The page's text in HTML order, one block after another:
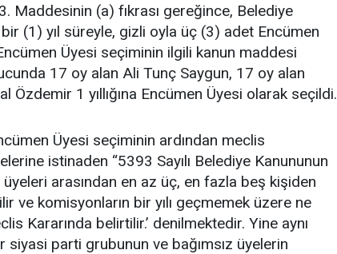
Maddesinin (a) fıkrası gereğince, Belediye
(1) yıl süreyle, gizli oyla üç (3) adet Encümen
Üyesi seçiminin ilgili kanun maddesi
17 oy alan Ali Tunç Saygun, 17 oy alan
Özdemir 1 yıllığına Encümen Üyesi olarak seçildi.
Üyesi seçiminin ardından meclis
istinaden “5393 Sayılı Belediye Kanununun
arasından en az üç, en fazla beş kişiden
ve komisyonların bir yılı geçmemek üzere ne
Kararında belirtilir.’ denilmektedir. Yine aynı
siyasi parti grubunun ve bağımsız üyelerin